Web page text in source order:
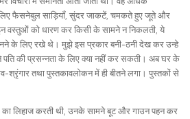
फैसनेबुल साड़ियाँ, सुंदर जाकटें, चमकते हुए जूते और
वस्तुओं को धारण कर किसी के सामने न निकलती, ये
के लिए रखे थे। मुझे इस प्रकार बनी-ठनी देख कर उन्हे
पति की प्रसन्नता के लिए क्या नहीं कर सकती। अब घर के
तथा पुस्तकावलोकन में ही बीतने लगा। पुस्तकों से
लिहाज करती थी, उनके सामने बूट और गाउन पहन कर